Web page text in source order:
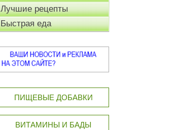
Лучшие рецепты
Быстрая еда
ПИЩЕВЫЕ ДОБАВКИ
ВИТАМИНЫ И БАДЫ